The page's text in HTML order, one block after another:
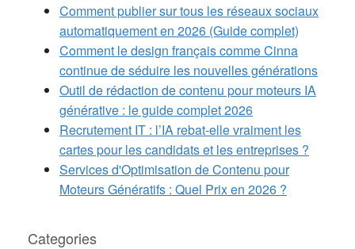
Comment publier sur tous les réseaux sociaux
automatiquement en 2026 (Guide complet)
Comment le design français comme Cinna
continue de séduire les nouvelles générations
Outil de rédaction de contenu pour moteurs IA
générative : le guide complet 2026
Recrutement IT : l’IA rebat-elle vraiment les
cartes pour les candidats et les entreprises ?
Services d'Optimisation de Contenu pour
Moteurs Génératifs : Quel Prix en 2026 ?
Categories